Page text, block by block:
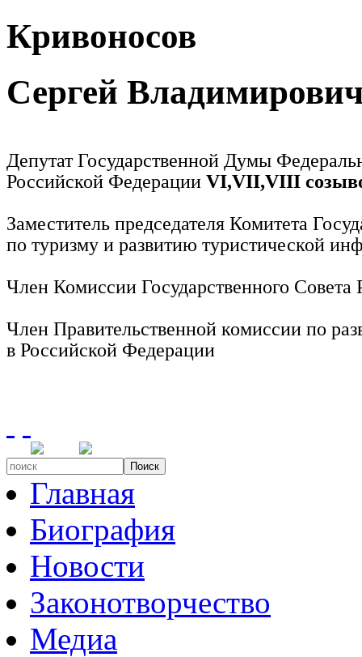
Кривоносов
Сергей
Депутат Государственной Думы
Российской Федерации VI,VII,VIII
Заместитель председателя Комитета
по туризму и развитию туристической
Член Комиссии Государственного
Член Правительственной комиссии по
в Российской Федерации
Поиск
Главная
Биография
Новости
Законотворчество
Медиа